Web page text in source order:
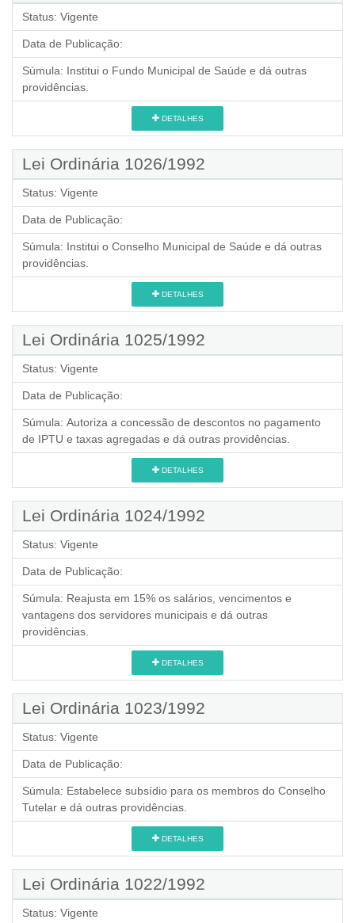
Status: Vigente
Data de Publicação:
Súmula: Institui o Fundo Municipal de Saúde e dá outras
providências.
DETALHES
Lei Ordinária 1026/1992
Status: Vigente
Data de Publicação:
Súmula: Institui o Conselho Municipal de Saúde e dá outras
providências.
DETALHES
Lei Ordinária 1025/1992
Status: Vigente
Data de Publicação:
Súmula: Autoriza a concessão de descontos no pagamento
de IPTU e taxas agregadas e dá outras providências.
DETALHES
Lei Ordinária 1024/1992
Status: Vigente
Data de Publicação:
Súmula: Reajusta em 15% os salários, vencimentos e
vantagens dos servidores municipais e dá outras
providências.
DETALHES
Lei Ordinária 1023/1992
Status: Vigente
Data de Publicação:
Súmula: Estabelece subsídio para os membros do Conselho
Tutelar e dá outras providências.
DETALHES
Lei Ordinária 1022/1992
Status: Vigente